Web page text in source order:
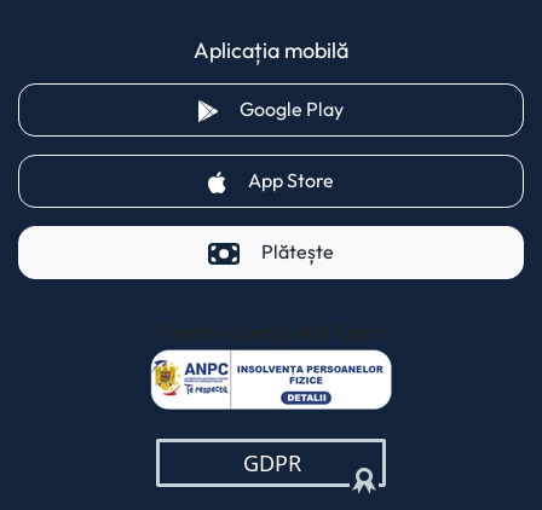
Aplicația mobilă
Google Play(opens in a new tab)
App Store
Plătește
Pentru clienții AXI Card
(opens in a new